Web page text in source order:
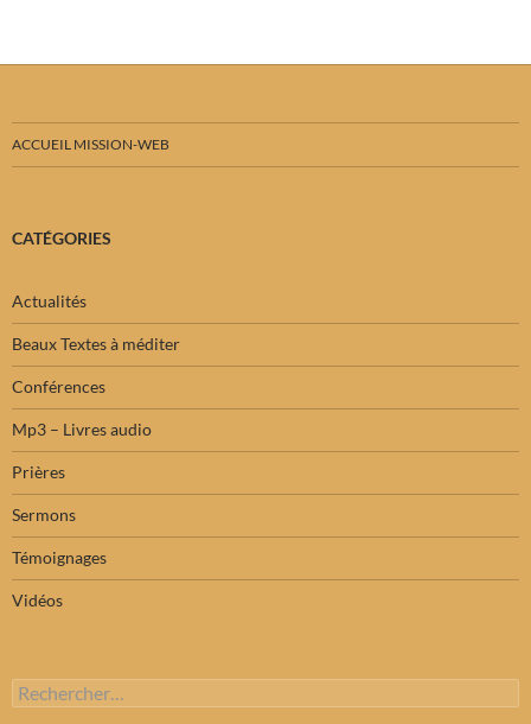
ACCUEIL MISSION-WEB
CATÉGORIES
Actualités
Beaux Textes à méditer
Conférences
Mp3 – Livres audio
Prières
Sermons
Témoignages
Vidéos
Rechercher :